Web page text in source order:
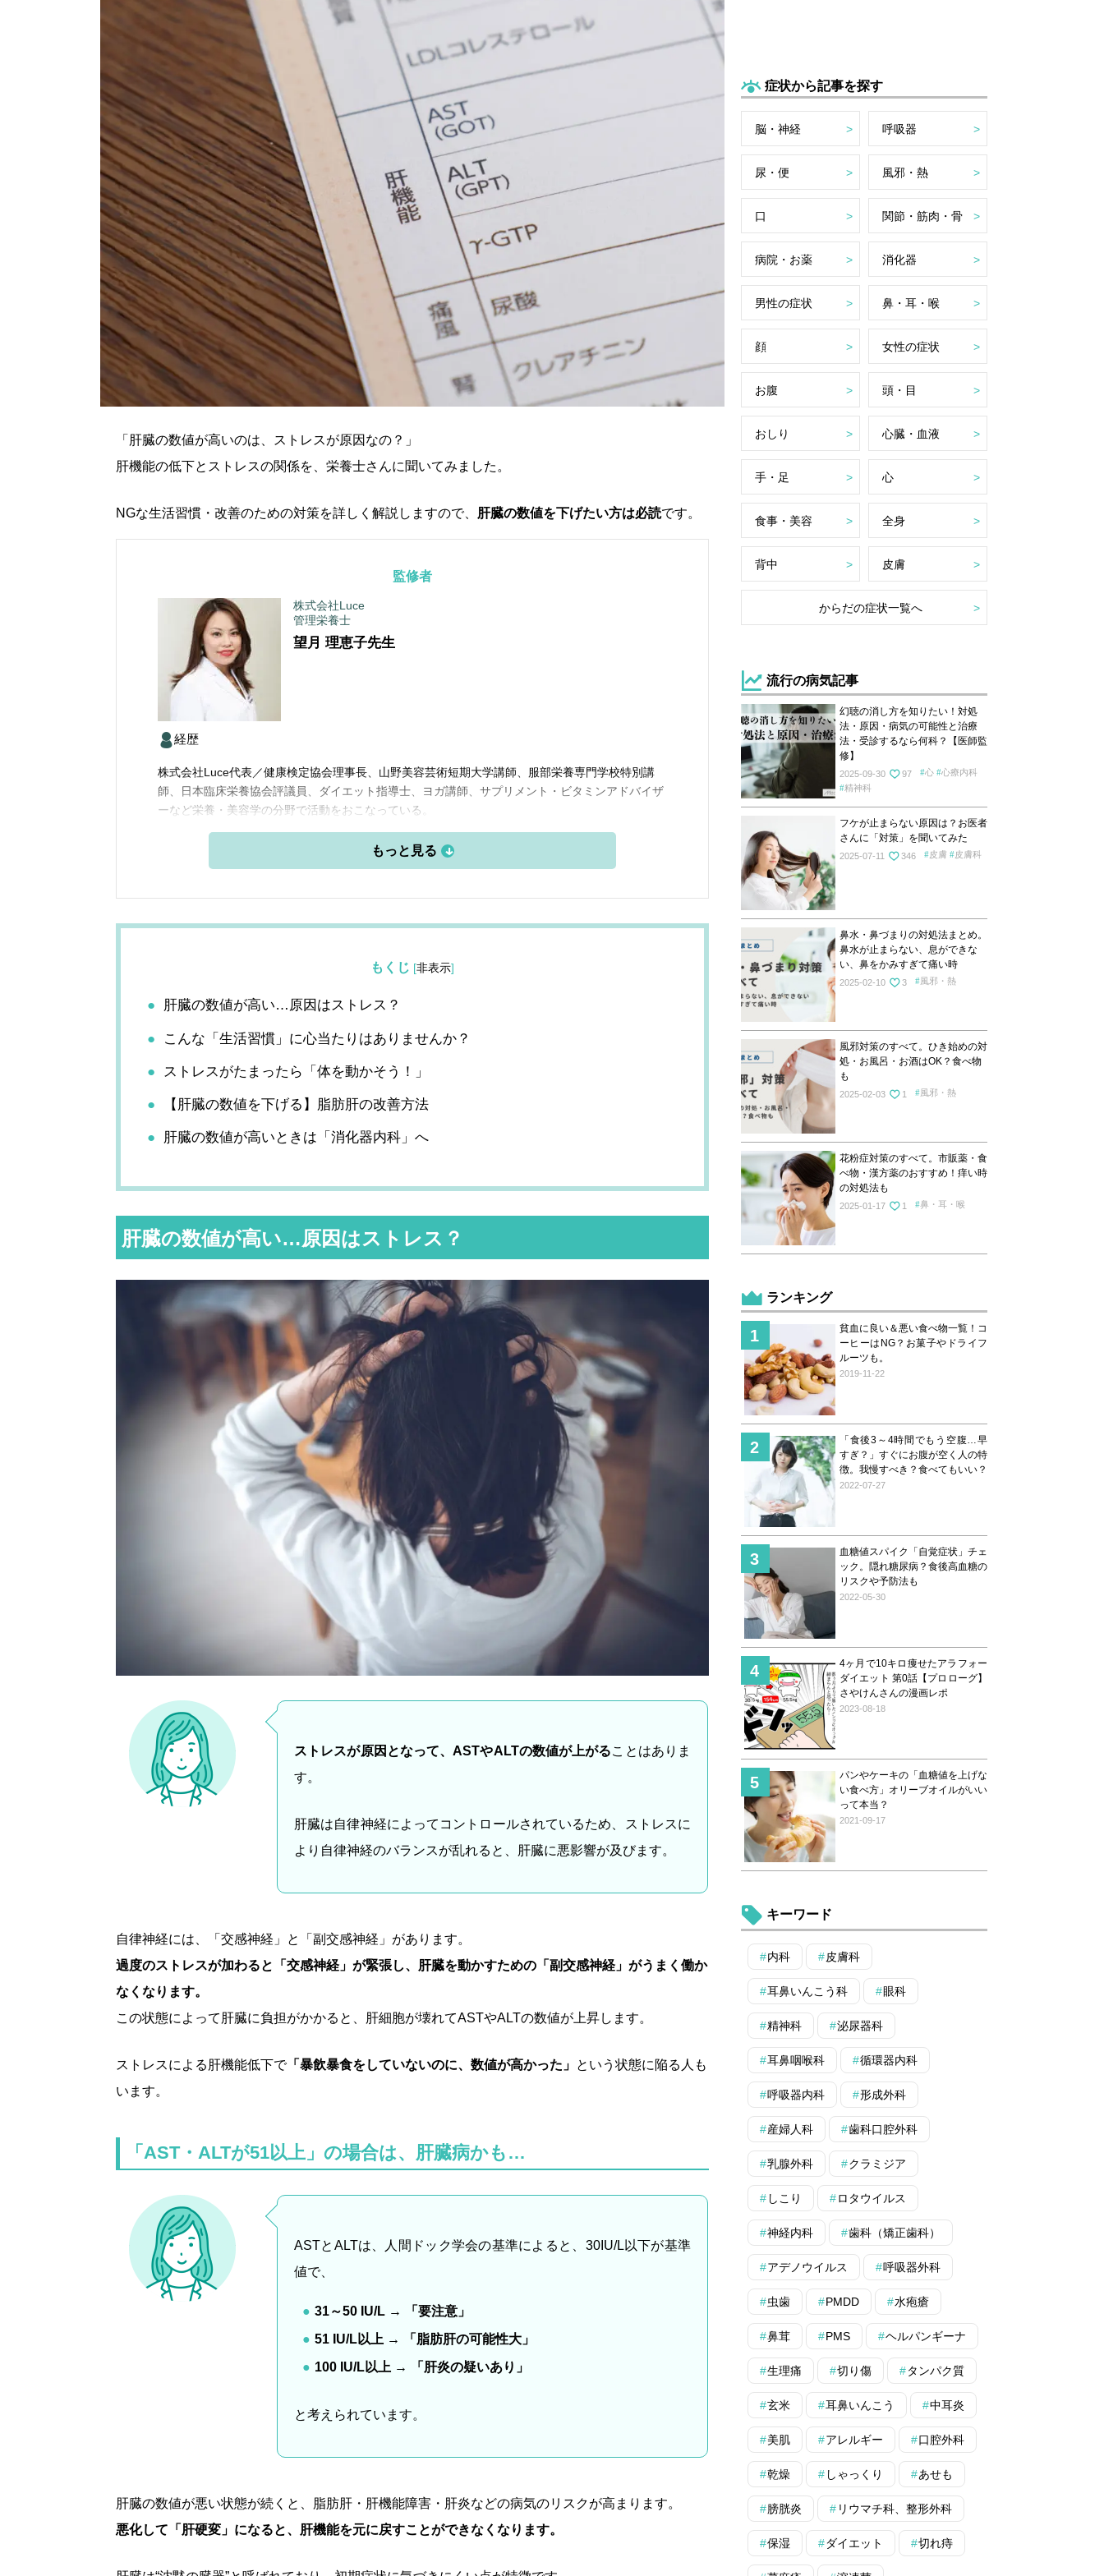
「肝臓の数値が高いのは、ストレスが原因なの？」
肝機能の低下とストレスの関係を、栄養士さんに聞いてみました。
NGな生活習慣・改善のための対策を詳しく解説しますので、 肝臓の数値を下げたい方は必読です。
監修者
株式会社Luce
管理栄養士
望月 理恵子先生
経歴
株式会社Luce代表／健康検定協会理事長、山野美容芸術短期大学講師、服部栄養専門学校特別講
師、日本臨床栄養協会評議員、ダイエット指導士、ヨガ講師、サプリメント・ビタミンアドバイザ
ーなど栄養・美容学の分野で活動をおこなっている。
もくじ [非表示]
肝臓の数値が高い…原因はストレス？
こんな「生活習慣」に心当たりはありませんか？
ストレスがたまったら「体を動かそう！」
【肝臓の数値を下げる】脂肪肝の改善方法
肝臓の数値が高いときは「消化器内科」へ
肝臓の数値が高い…原因はストレス？
ストレスが原因となって、ASTやALTの数値が上がることはありま
す。
肝臓は自律神経によってコントロールされているため、ストレスに
より自律神経のバランスが乱れると、肝臓に悪影響が及びます。
自律神経には、「交感神経」と「副交感神経」があります。
過度のストレスが加わると「交感神経」が緊張し、肝臓を動かすための「副交感神経」がうまく働か
なくなります。
この状態によって肝臓に負担がかかると、肝細胞が壊れてASTやALTの数値が上昇します。
ストレスによる肝機能低下で「暴飲暴食をしていないのに、数値が高かった」 という状態に陥る人も
います。
「AST・ALTが51以上」の場合は、肝臓病かも…
ASTとALTは、人間ドック学会の基準によると、30IU/L以下が基準
値で、
31～50 IU/L → 「要注意」
51 IU/L以上 → 「脂肪肝の可能性大」
100 IU/L以上 → 「肝炎の疑いあり」
と考えられています。
肝臓の数値が悪い状態が続くと、脂肪肝・肝機能障害・肝炎などの病気のリスクが高まります。
悪化して「肝硬変」になると、肝機能を元に戻すことができなくなります。
症状から記事を探す
脳・神経 呼吸器
尿・便 風邪・熱
口 関節・筋肉・骨
病院・お薬 消化器
男性の症状 鼻・耳・喉
顔 女性の症状
お腹 頭・目
おしり 心臓・血液
手・足 心
食事・美容 全身
背中 皮膚
からだの症状一覧へ
流行の病気記事
幻聴の消し方を知りたい！対処
法・原因・病気の可能性と治療
法・受診するなら何科？【医師監
修】
2025-09-30 97 心
心療内科
精神科
フケが止まらない原因は？お医者
さんに「対策」を聞いてみた
2025-07-11 346 皮膚 皮膚科
鼻水・鼻づまりの対処法まとめ。
鼻水が止まらない、息ができな
い、鼻をかみすぎて痛い時
2025-02-10 3 風邪・熱
風邪対策のすべて。ひき始めの対
処・お風呂・お酒はOK？食べ物
も
2025-02-03 1 風邪・熱
花粉症対策のすべて。市販薬・食
べ物・漢方薬のおすすめ！痒い時
の対処法も
2025-01-17 1 鼻・耳・喉
ランキング
貧血に良い＆悪い食べ物一覧！コ
ーヒーはNG？お菓子やドライフ
ルーツも。
2019-11-22
「食後3～4時間でもう空腹…早
すぎ？」すぐにお腹が空く人の特
徴。我慢すべき？食べてもいい？
2022-07-27
血糖値スパイク「自覚症状」チェ
ック。隠れ糖尿病？食後高血糖の
リスクや予防法も
2022-05-30
4ヶ月で10キロ痩せたアラフォー
ダイエット 第0話【プロローグ】
さやけんさんの漫画レポ
2023-08-18
パンやケーキの「血糖値を上げな
い食べ方」オリーブオイルがいい
って本当？
2021-09-17
キーワード
内科 皮膚科
耳鼻いんこう科 眼科
精神科 泌尿器科
耳鼻咽喉科 循環器内科
呼吸器内科 形成外科
産婦人科 歯科口腔外科
乳腺外科 クラミジア
しこり ロタウイルス
神経内科 歯科（矯正歯科）
アデノウイルス 呼吸器外科
虫歯 PMDD 水疱瘡
鼻茸 PMS ヘルパンギーナ
生理痛 切り傷 タンパク質
玄米 耳鼻いんこう 中耳炎
美肌 アレルギー 口腔外科
乾燥 しゃっくり あせも
膀胱炎 リウマチ科、整形外科
保湿 ダイエット 切れ痔